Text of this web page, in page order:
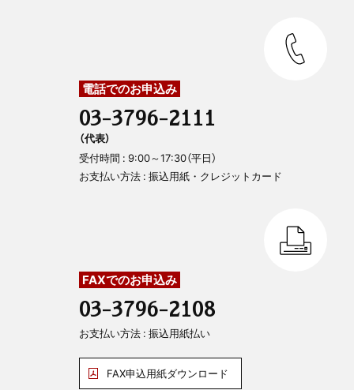
電話でのお申込み
03-3796-2111
（代表）
受付時間 : 9:00～17:30（平日）
お支払い方法 : 振込用紙・クレジットカード
FAXでのお申込み
03-3796-2108
お支払い方法 : 振込用紙払い
FAX申込用紙ダウンロード